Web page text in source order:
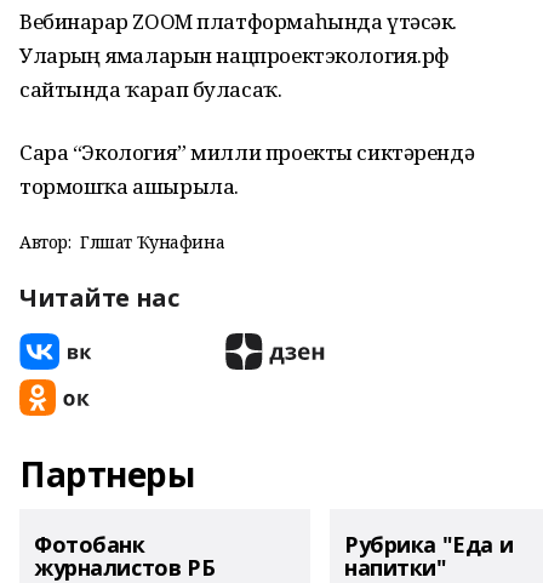
Вебинарҙар ZOOM платформаһында үтәсәк.
Уларҙың яҙмаларын нацпроектэкология.рф
сайтында ҡарап буласаҡ.
Сара “Экология” милли проекты сиктәрендә
тормошҡа ашырыла.
Автор: Гөлшат Ҡунафина
Читайте нас
Партнеры
Фотобанк
журналистов РБ
Рубрика "Еда и
напитки"